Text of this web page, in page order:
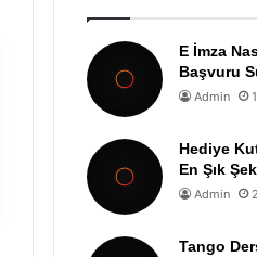
E İmza
Başvuru
Admin
Hediye
En Şık
Admin
Tango